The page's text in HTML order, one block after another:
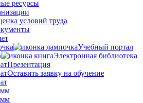
ресурсы
условий труда
Учебный портал
Электронная библиотека
Презентация
Оставить заявку на обучение